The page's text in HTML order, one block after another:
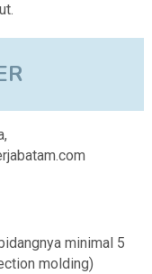
minimal 5
molding)